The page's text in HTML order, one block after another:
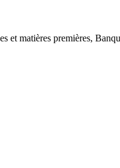
et matières premières,